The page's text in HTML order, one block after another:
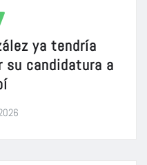
ya tendría
su candidatura a